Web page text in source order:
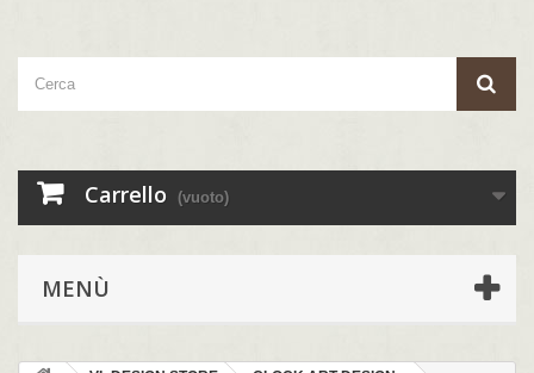
Carrello (vuoto)
MENÙ